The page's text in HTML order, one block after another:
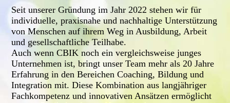
Seit unserer Gründung im Jahr 2022 stehen wir für
individuelle, praxisnahe und nachhaltige Unterstützung
von Menschen auf ihrem Weg in Ausbildung, Arbeit
und gesellschaftliche Teilhabe.
Auch wenn CBIK noch ein vergleichsweise junges
Unternehmen ist, bringt unser Team mehr als 20 Jahre
Erfahrung in den Bereichen Coaching, Bildung und
Integration mit. Diese Kombination aus langjähriger
Fachkompetenz und innovativen Ansätzen ermöglicht